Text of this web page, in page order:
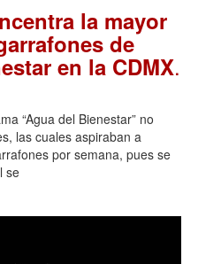
la mayor
de
en la CDMX.
“Agua del Bienestar” no
las cuales aspiraban a
por semana, pues se
se